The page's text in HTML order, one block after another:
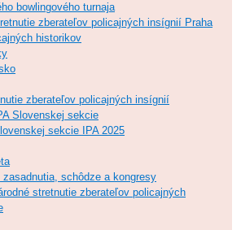
bowlingového turnaja
zberateľov policajných insígnií Praha
historikov
zberateľov policajných insígnií
Slovenskej sekcie
sekcie IPA 2025
schôdze a kongresy
stretnutie zberateľov policajných